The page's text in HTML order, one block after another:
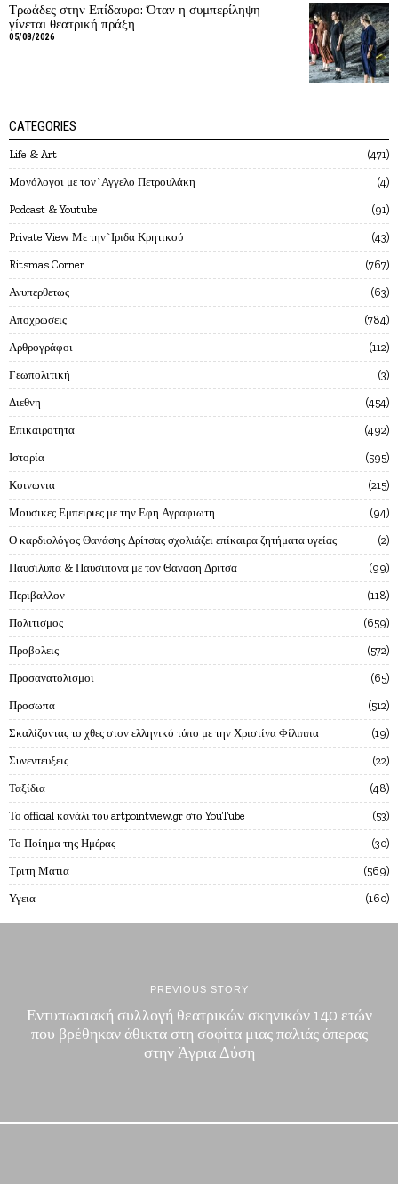
Τρωάδες στην Επίδαυρο: Όταν η συμπερίληψη
γίνεται θεατρική πράξη
05/08/2026
CATEGORIES
Life & Art 471
Mονόλογοι με τον`Αγγελο Πετρουλάκη 4
Podcast & Youtube 91
Private View Με την`Ιριδα Κρητικού 43
Ritsmas Corner 767
Ανυπερθετως 63
Αποχρωσεις 784
Αρθρογράφοι 112
Γεωπολιτική 3
Διεθνη 454
Επικαιροτητα 492
Ιστορία 595
Κοινωνια 215
Μουσικες Εμπειριες με την Εφη Αγραφιωτη 94
Ο καρδιολόγος Θανάσης Δρίτσας σχολιάζει επίκαιρα ζητήματα υγείας 2
Παυσιλυπα & Παυσιπονα με τον Θαναση Δριτσα 99
Περιβαλλον 118
Πολιτισμος 659
Προβολεις 572
Προσανατολισμοι 65
Προσωπα 512
Σκαλίζοντας το χθες στον ελληνικό τύπο με την Χριστίνα Φίλιππα 19
Συνεντευξεις 22
Ταξίδια 48
Το official κανάλι του artpointview.gr στο YouTube 53
Το Ποίημα της Ημέρας 30
Τριτη Ματια 569
Υγεια 160
PREVIOUS STORY
Εντυπωσιακή συλλογή θεατρικών σκηνικών 140 ετών
που βρέθηκαν άθικτα στη σοφίτα μιας παλιάς όπερας
στην Άγρια Δύση